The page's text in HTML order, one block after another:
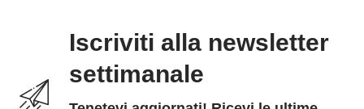
Iscriviti alla newsletter
settimanale